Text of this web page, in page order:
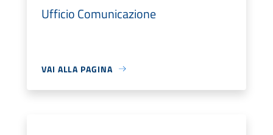
Ufficio Comunicazione
VAI ALLA PAGINA